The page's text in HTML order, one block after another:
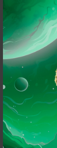
souffrent de
l’anxiété et la
profond et
poursuivent,
le CBD une
sommeil sans
traditionnels.
—
https://socbd.fr